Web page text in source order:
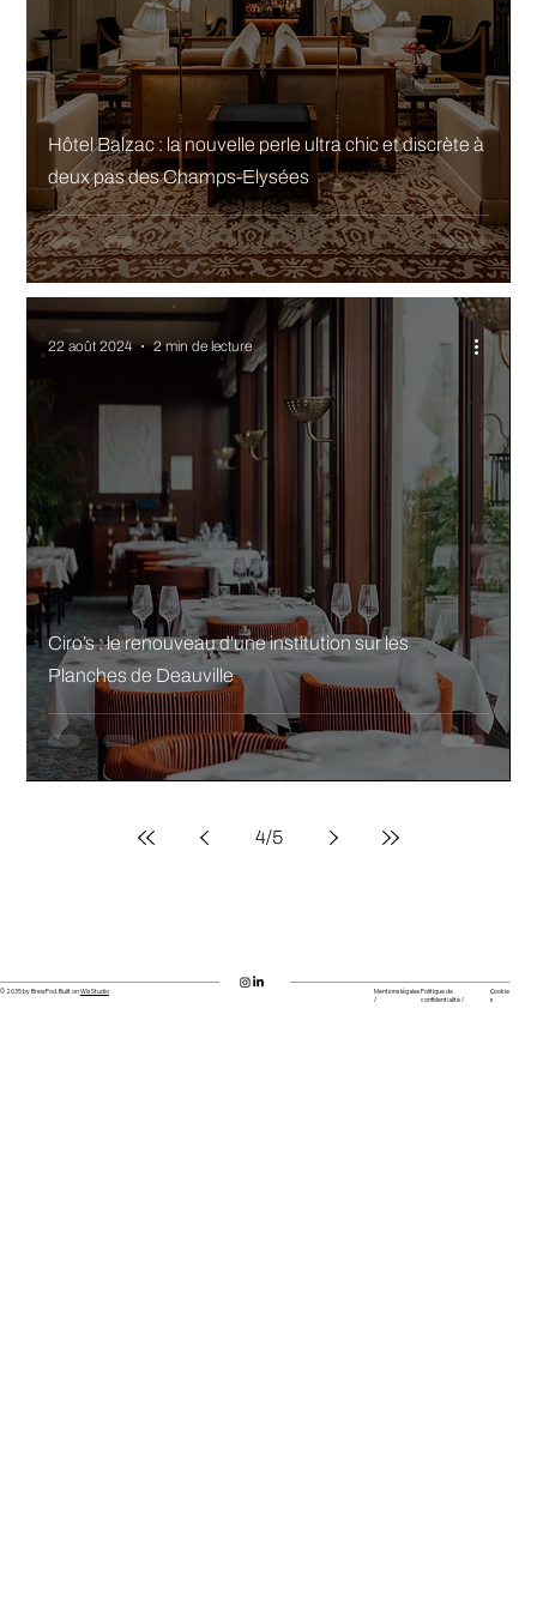
Hôtel Balzac : la nouvelle perle ultra chic et discrète à
deux pas des Champs-Elysées
Ciro’s : le renouveau d’une institution sur les
Planches de Deauville
22 août 2024 2 min de lecture
4/5
© 2035 by BrewPod. Built onWix Studio
Mentions légales
/
Politique de
confidentialité /
Cookie
s